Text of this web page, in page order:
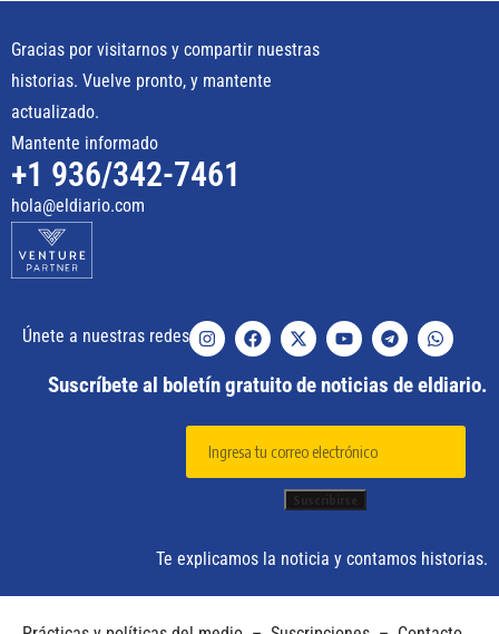
Gracias por visitarnos y compartir nuestras
historias. Vuelve pronto, y mantente
actualizado.
Mantente informado
+1 936/342-7461
hola@eldiario.com
Únete a nuestras redes
Suscríbete al boletín gratuito de noticias de eldiario.
Te explicamos la noticia y contamos historias.